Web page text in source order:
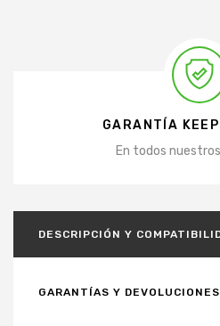
GARANTÍA KEEP
En todos
DESCRIPCIÓN Y
GARANTÍAS Y DEVOLUCIONES